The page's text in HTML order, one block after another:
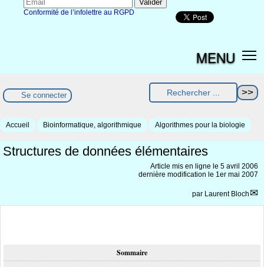
Conformité de l’infolettre au RGPD
MENU
Se connecter
Accueil Bioinformatique, algorithmique Algorithmes pour la biologie
Structures de données élémentaires
Article mis en ligne le 5 avril 2006
dernière modification le 1er mai 2007
par Laurent Bloch
Sommaire